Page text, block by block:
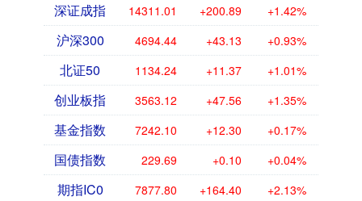
深证成指 14311.01 +200.89 +1.42%
沪深300 4694.44 +43.13 +0.93%
北证50 1134.24 +11.37 +1.01%
创业板指 3563.12 +47.56 +1.35%
基金指数 7242.10 +12.30 +0.17%
国债指数 229.69 +0.10 +0.04%
期指IC0 7877.80 +164.40 +2.13%